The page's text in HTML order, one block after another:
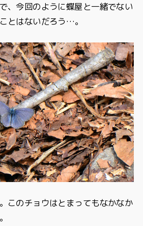
、今回のように蝶屋と一緒でない
とはないだろう…。
このチョウはとまってもなかなか